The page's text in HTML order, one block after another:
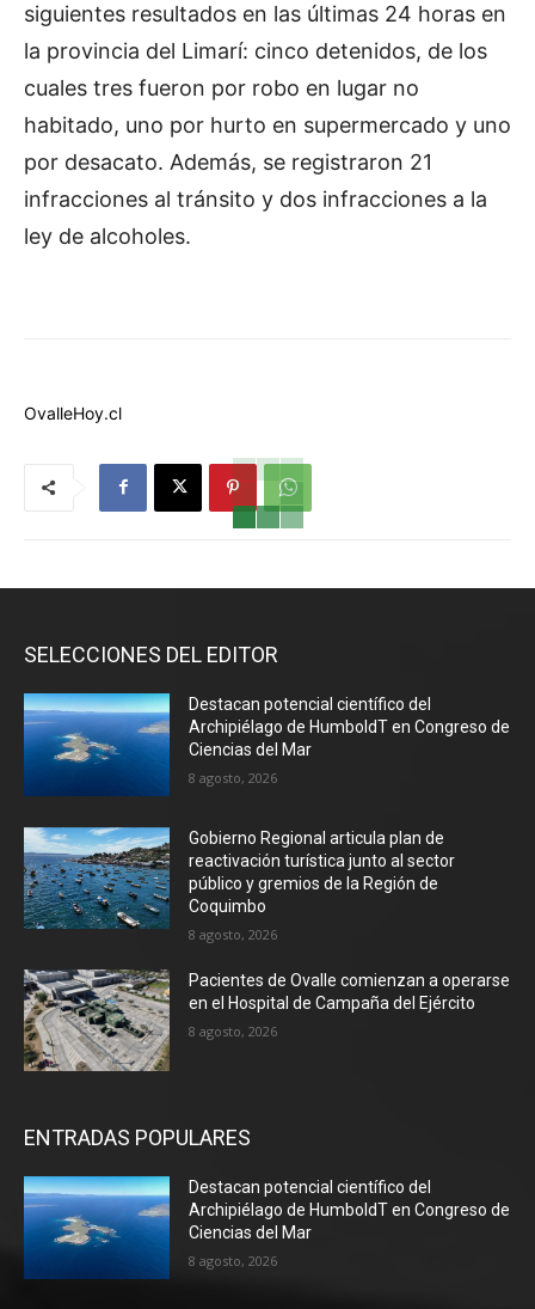
siguientes resultados en las últimas 24 horas en
la provincia del Limarí: cinco detenidos, de los
cuales tres fueron por robo en lugar no
habitado, uno por hurto en supermercado y uno
por desacato. Además, se registraron 21
infracciones al tránsito y dos infracciones a la
ley de alcoholes.
OvalleHoy.cl
SELECCIONES DEL EDITOR
Destacan potencial científico del
Archipiélago de HumboldT en Congreso de
Ciencias del Mar
8 agosto, 2026
Gobierno Regional articula plan de
reactivación turística junto al sector
público y gremios de la Región de
Coquimbo
8 agosto, 2026
Pacientes de Ovalle comienzan a operarse
en el Hospital de Campaña del Ejército
8 agosto, 2026
ENTRADAS POPULARES
Destacan potencial científico del
Archipiélago de HumboldT en Congreso de
Ciencias del Mar
8 agosto, 2026